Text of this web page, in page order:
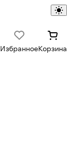
ИзбранноеКорзина